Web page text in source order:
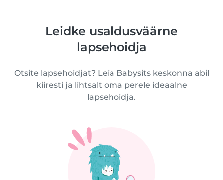
Leidke usaldusväärne
lapsehoidja
Otsite lapsehoidjat? Leia Babysits keskonna abil
kiiresti ja lihtsalt oma perele ideaalne
lapsehoidja.